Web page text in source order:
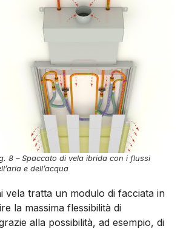
8 – Spaccato di vela ibrida con i flussi
e dell’acqua
vela tratta un modulo di faccia­ta in
la massima flessibilità di
alla possibilità, ad esempio, di